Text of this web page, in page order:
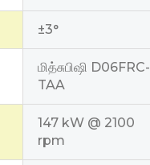
±3°
மித்சுபிஷி D06FRC-
TAA
147 kW @ 2100
rpm